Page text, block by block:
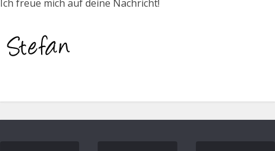
Ich freue mich auf deine Nachricht!